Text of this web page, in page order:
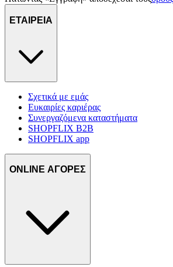
δικτύωσης, διαφημίσεων και ανάλυσης.
ΕΤΑΙΡΕΙΑ
Σχετικά με εμάς
Ευκαιρίες καριέρας
Συνεργαζόμενα καταστήματα
SHOPFLIX B2B
SHOPFLIX app
ONLINE ΑΓΟΡΕΣ